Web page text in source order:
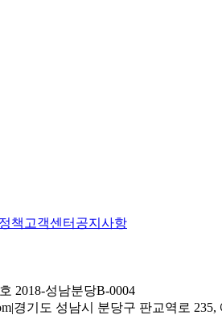
책 고객센터 공지사항
2018-성남분당B-0004
|경기도 성남시 분당구 판교역로 235,